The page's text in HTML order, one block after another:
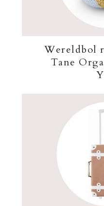
Wereldbol
Tane